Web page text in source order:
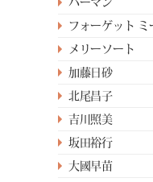
ハーマン
フォーゲット ミ
メリーソート
加藤日砂
北尾昌子
吉川照美
坂田裕行
大國早苗